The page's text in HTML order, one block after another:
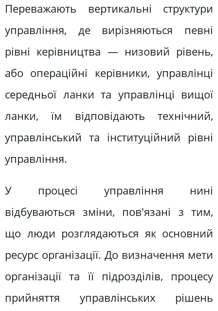
Переважають вертикальні структури
управління, де вирізняються певні
рівні керівництва — низовий рівень,
або операційні керівники, управлінці
середньої ланки та управлінці вищої
ланки, їм відповідають технічний,
управлінський та інституційний рівні
управління.
У процесі управління нині
відбуваються зміни, пов'язані з тим,
що люди розглядаються як основний
ресурс організації. До визначення мети
організації та її підрозділів, процесу
прийняття управлінських рішень